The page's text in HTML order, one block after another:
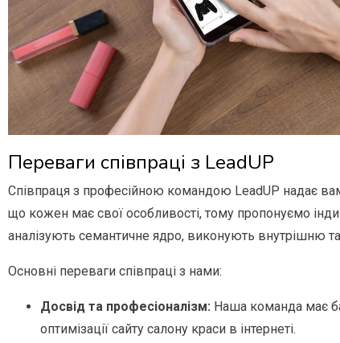
Переваги співпраці з LeadUP
Співпраця з професійною командою LeadUP надає
що кожен має свої особливості, тому пропонуємо
аналізують семантичне ядро, виконують внутрішню
Основні переваги співпраці з нами:
Досвід та професіоналізм: Наша команда має
оптимізації сайту салону краси в інтернеті.